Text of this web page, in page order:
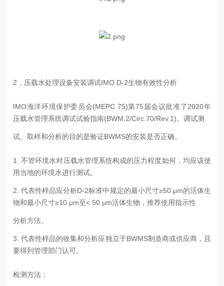
2，压载水处理设备安装调试IMO D-2生物有效性分析
IMO海洋环境保护委员会(MEPC 75)第75届会议批准了2020年
压载水管理系统调试试验指南(BWM.2/Circ.70/Rev.1)。调试测
试、取样和分析的目的是验证BWMS的安装是否正确。
1. 不管环境水对压载水管理系统构成的压力程度如何，均应该使
用当地的环境水进行测试。
2. 代表性样品应分析D-2标准中规定的最小尺寸≥50 μm的活体生
物和最小尺寸≥10 μm至< 50 μm活体生物，推荐使用指示性
分析方法。
3. 代表性样品的收集和分析应独立于BWMS制造商或供应商，且
要得到管理部门认可。
检测方法：